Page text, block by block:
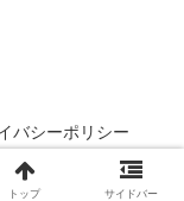
バシーポリシー
トップ サイドバー